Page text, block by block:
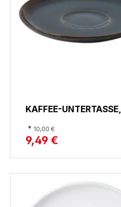
KAFFEE-UNTERTASSE,
* 10,00 €
9,49 €